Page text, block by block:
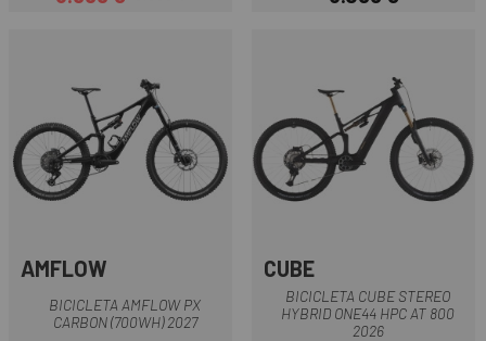
Preu
Preu regular Preu
AMFLOW
BICICLETA AMFLOW PX
CARBON (700WH) 2027
CUBE
BICICLETA CUBE STEREO
HYBRID ONE44 HPC AT 800
2026